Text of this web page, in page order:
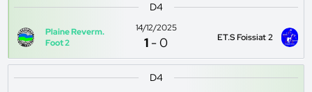
D4
Plaine Reverm.
Foot 2
14/12/2025
1 -0 ET.S Foissiat 2
D4